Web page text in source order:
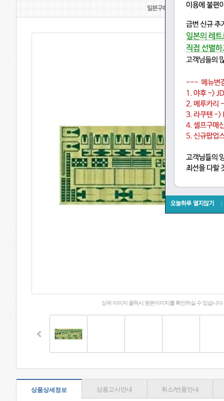
상위 이미지 클릭시 원본이미지를 확인하실 수 있습니다
상품상세정보 상품고시안내 취소/반품안내